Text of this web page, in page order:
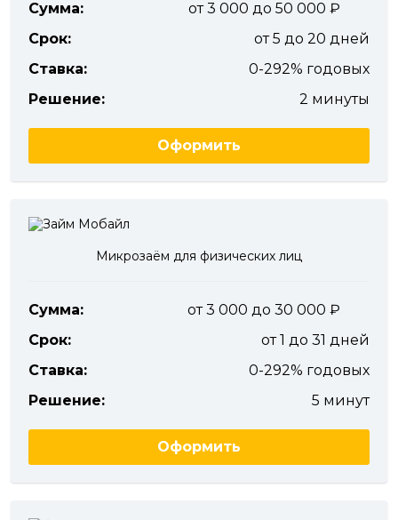
Сумма:
от 3 000 до 50 000
Срок:
от 5 до 20 дней
Ставка:
0-292% годовых
Решение:
2 минуты
Оформить
Микрозаём для физических лиц
Сумма:
от 3 000 до 30 000
Срок:
от 1 до 31 дней
Ставка:
0-292% годовых
Решение:
5 минут
Оформить